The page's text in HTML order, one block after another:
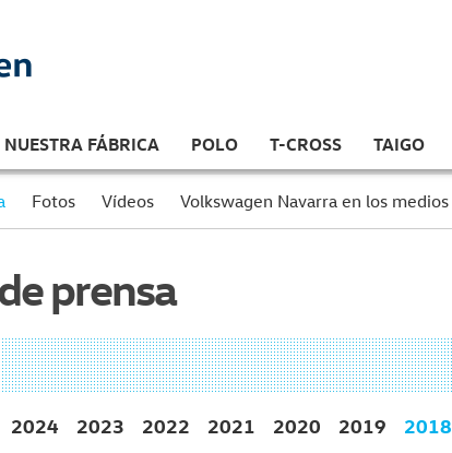
NUESTRA FÁBRICA POLO T-CROSS TAIGO
Fotos Vídeos Volkswagen Navarra en los medios
prensa
2024 2023 2022 2021 2020 2019 2018